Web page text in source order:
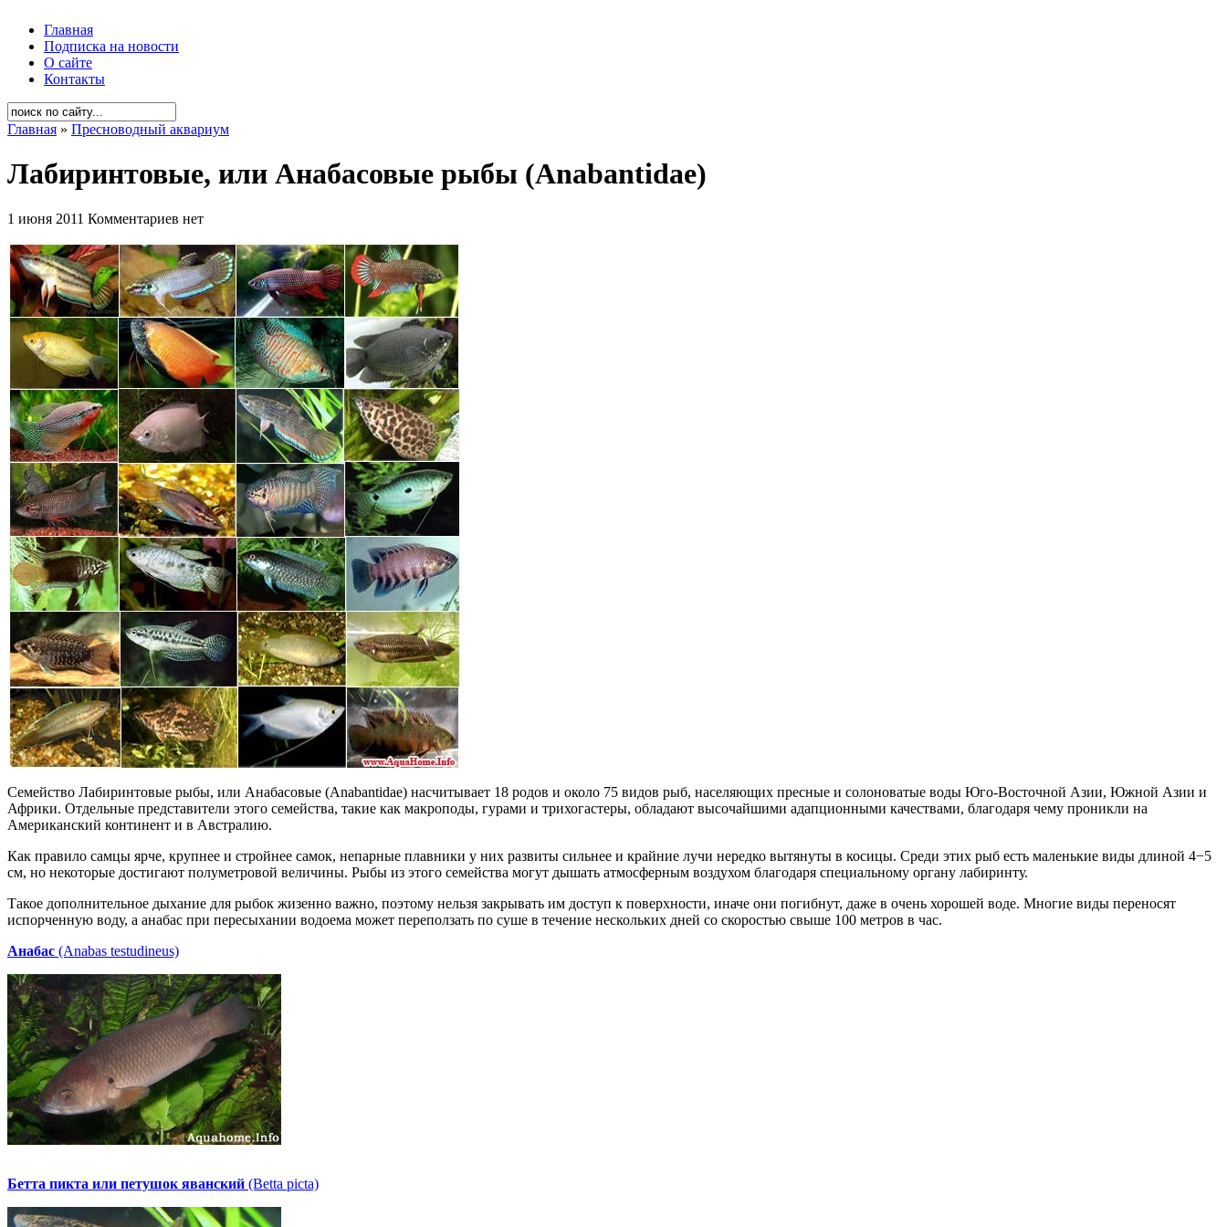
Главная
Подписка на новости
О сайте
Контакты
Главная » Пресноводный аквариум
Лабиринтовые, или Анабасовые рыбы (Anabantidae)
1 июня 2011 Комментариев нет
Семейство Лабиринтовые рыбы, или Анабасовые (Anabantidae) насчитывает 18 родов и около 75 видов рыб, населяющих пресные и солоноватые воды Юго-Восточной Азии, Южной Азии и
Африки. Отдельные представители этого семейства, такие как макроподы, гурами и трихогастеры, обладают высочайшими адапционными качествами, благодаря чему проникли на
Американский континент и в Австралию.
Как правило самцы ярче, крупнее и стройнее самок, непарные плавники у них развиты сильнее и крайние лучи нередко вытянуты в косицы. Среди этих рыб есть маленькие виды длиной 4−5
см, но некоторые достигают полуметровой величины. Рыбы из этого семейства могут дышать атмосферным воздухом благодаря специальному органу лабиринту.
Такое дополнительное дыхание для рыбок жизенно важно, поэтому нельзя закрывать им доступ к поверхности, иначе они погибнут, даже в очень хорошей воде. Многие виды переносят
испорченную воду, а анабас при пересыхании водоема может переползать по суше в течение нескольких дней со скоростью свыше 100 метров в час.
Анабас (Anabas testudineus)
Бетта пикта или петушок яванский (Betta picta)